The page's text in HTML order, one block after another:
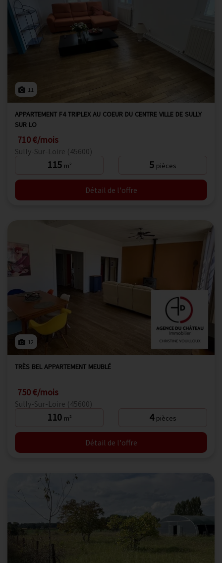
11
APPARTEMENT F4 TRIPLEX AU COEUR DU CENTRE VILLE DE SULLY
SUR LO
710 €/mois
Sully-Sur-Loire (45600)
115 m² 5 pièces
Détail de l'offre
12
TRÈS BEL APPARTEMENT MEUBLÉ
750 €/mois
Sully-Sur-Loire (45600)
110 m² 4 pièces
Détail de l'offre